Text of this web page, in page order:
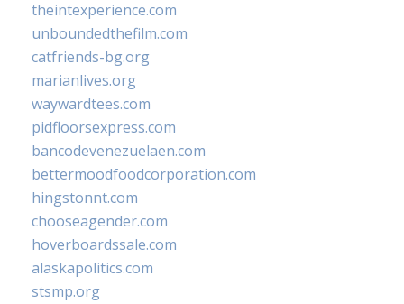
theintexperience.com
unboundedthefilm.com
catfriends-bg.org
marianlives.org
waywardtees.com
pidfloorsexpress.com
bancodevenezuelaen.com
bettermoodfoodcorporation.com
hingstonnt.com
chooseagender.com
hoverboardssale.com
alaskapolitics.com
stsmp.org